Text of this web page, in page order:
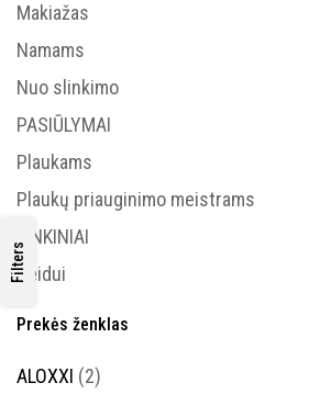
Makiažas
Namams
Nuo slinkimo
PASIŪLYMAI
Plaukams
Plaukų priauginimo meistrams
RINKINIAI
Veidui
Prekės ženklas
ALOXXI (2)
Filters